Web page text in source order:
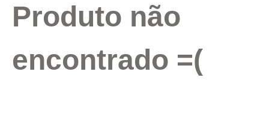
Produto não
encontrado =(
2º linha
4º tecido